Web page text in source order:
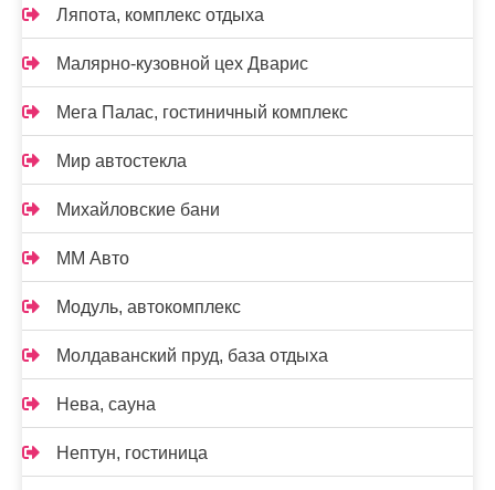
Ляпота, комплекс отдыха
Малярно-кузовной цех Дварис
Мега Палас, гостиничный комплекс
Мир автостекла
Михайловские бани
ММ Авто
Модуль, автокомплекс
Молдаванский пруд, база отдыха
Нева, сауна
Нептун, гостиница